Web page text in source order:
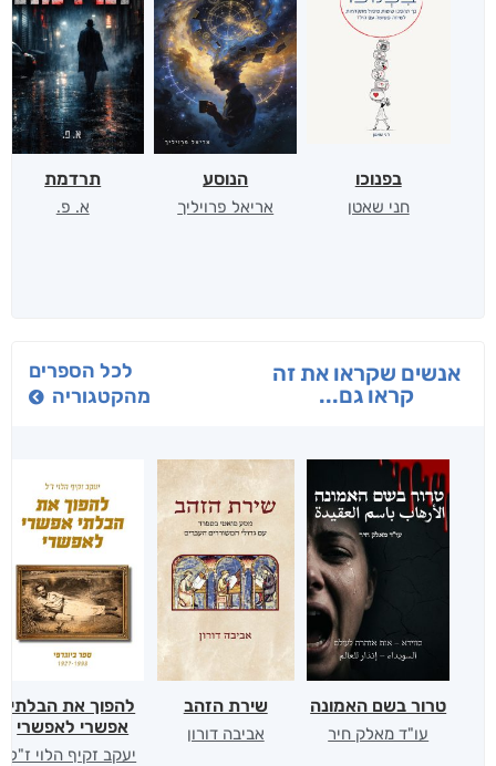
בפנוכו
חני שאטן
הנוסע
אריאל פרויליך
תרדמת
א. פ.
אנשים שקראו את זה
קראו גם...
לכל הספרים
מהקטגוריה
טרור בשם האמונה
עו"ד מאלק חיר
שירת הזהב
אביבה דורון
להפוך את הבלתי
אפשרי לאפשרי
יעקב זקיף הלוי ז"ל